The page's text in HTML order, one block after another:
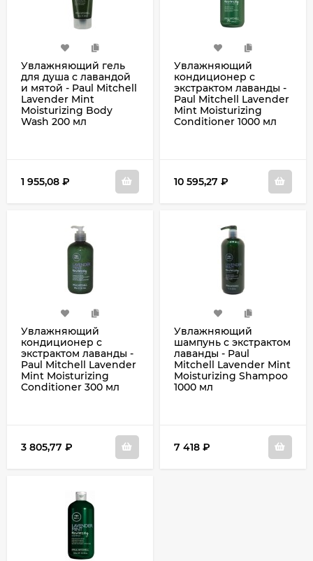
Увлажняющий гель
для душа с лавандой
и мятой - Paul Mitchell
Lavender Mint
Moisturizing Body
Wash 200 мл
1 955,08 ₽
Увлажняющий
кондиционер с
экстрактом лаванды -
Paul Mitchell Lavender
Mint Moisturizing
Conditioner 1000 мл
10 595,27 ₽
Увлажняющий
кондиционер с
экстрактом лаванды -
Paul Mitchell Lavender
Mint Moisturizing
Conditioner 300 мл
3 805,77 ₽
Увлажняющий
шампунь с экстрактом
лаванды - Paul
Mitchell Lavender Mint
Moisturizing Shampoo
1000 мл
7 418 ₽